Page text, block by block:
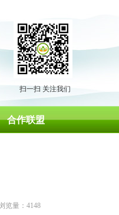
合作联盟
扫一扫 关注我们
览量： 4148